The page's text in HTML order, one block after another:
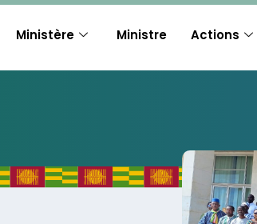
Ministère Ministre Actions